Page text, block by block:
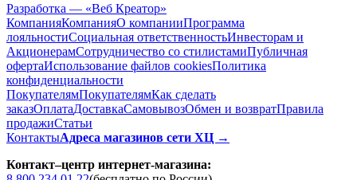
Разработка — «Веб Креатор»
КомпанияКомпанияО компанииПрограмма
лояльностиСоциальная ответственностьИнвесторам и
АкционерамСотрудничество со стилистамиПубличная
офертаИспользование файлов cookiesПолитика
конфиденциальности
ПокупателямПокупателямКак сделать
заказОплатаДоставкаCамовывозОбмен и возвратПравила
продажиСтатьи
КонтактыАдреса магазинов сети ХЦ →
Контакт–центр интернет-магазина: